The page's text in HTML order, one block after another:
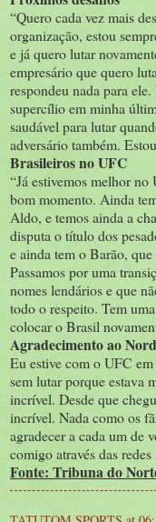
“Quero cada vez mais
organização, estou
e já quero lutar
empresário que quero
respondeu nada para
supercílio em minha
saudável para lutar
adversário também.
Brasileiros no UFC
“Já estivemos melhor
bom momento. Ainda
Aldo, e temos ainda a
disputa o título dos
e ainda tem o Barão,
Passamos por uma
nomes lendários e que
todo o respeito. Tem
colocar o Brasil
Agradecimento ao
Eu estive com o UFC
sem lutar porque estava
incrível. Desde que
incrível. Nada como os
agradecer a cada um de
comigo através das
Fonte: Tribuna do